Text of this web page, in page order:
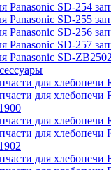
Panasonic SD-254
Panasonic SD-255
Panasonic SD-256
Panasonic SD-257
Panasonic SD-
для хлебопечи
для хлебопечи
для хлебопечи
для хлебопечи
для хлебопечи